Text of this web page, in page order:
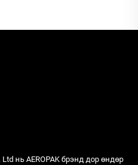
нь AEROPAK брэнд дор өндөр